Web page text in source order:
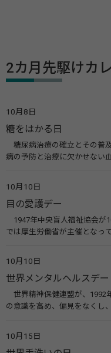
2カ月先駆けカ
10月8日
糖をはかる日
糖尿病治療の確立とその普
病の予防と治療に欠かせない
療研究会） 糖尿病ネットワーク
10月10日
目の愛護デー
1947年中央盲人福祉協会が
では厚生労働省が主催となっ
会）
10月10日
世界メンタルヘルスデー
世界精神保健連盟が、1992
の意識を高め、偏見をなくし
す。 関連リンク 世界メンタルヘルスデー（厚生労働省） 働く人のメンタ
10月15日